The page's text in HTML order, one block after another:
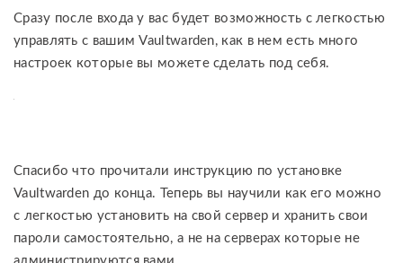
Сразу после входа у вас будет возможность с легкостью
управлять с вашим Vaultwarden, как в нем есть много
настроек которые вы можете сделать под себя.
Спасибо что прочитали инструкцию по установке
Vaultwarden до конца. Теперь вы научили как его можно
с легкостью установить на свой сервер и хранить свои
пароли самостоятельно, а не на серверах которые не